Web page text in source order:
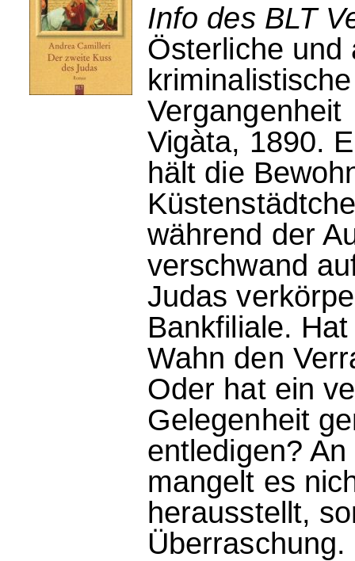
Info des BLT
Österliche und
Vergangenheit
Vigàta, 1890.
hält die
während der
verschwand
Judas
Bankfiliale.
Wahn den
Oder hat ein
Gelegenheit
entledigen?
mangelt es
herausstellt,
Überraschung.